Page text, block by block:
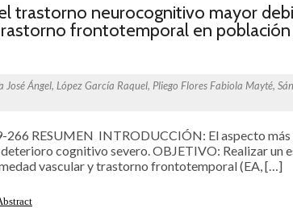
trastorno neurocognitivo mayor
frontotemporal en
Ángel, López García Raquel, Pliego Flores Fabiola Mayté,
RESUMEN INTRODUCCIÓN: El aspecto más
deterioro cognitivo severo. OBJETIVO: Realizar un
vascular y trastorno frontotemporal (EA, […]